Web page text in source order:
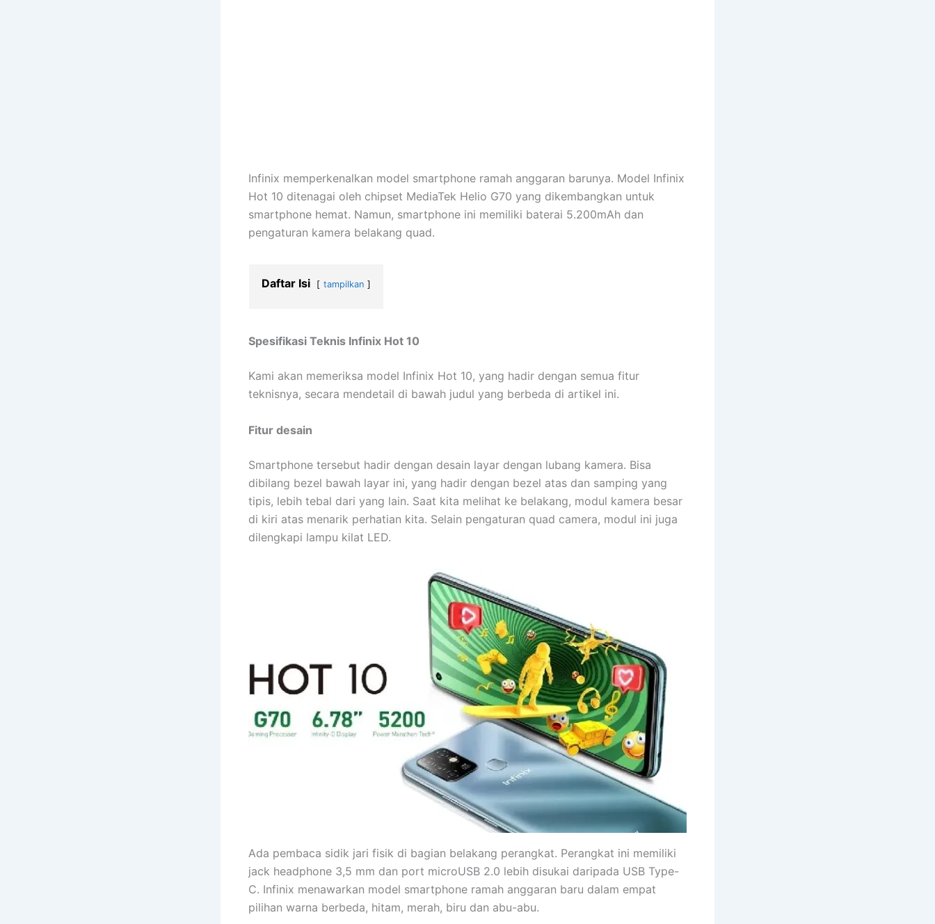
Infinix memperkenalkan model smartphone ramah anggaran barunya. Model Infinix
Hot 10 ditenagai oleh chipset MediaTek Helio G70 yang dikembangkan untuk
smartphone hemat. Namun, smartphone ini memiliki baterai 5.200mAh dan
pengaturan kamera belakang quad.
Daftar Isi tampilkan
Spesifikasi Teknis Infinix Hot 10
Kami akan memeriksa model Infinix Hot 10, yang hadir dengan semua fitur
teknisnya, secara mendetail di bawah judul yang berbeda di artikel ini.
Fitur desain
Smartphone tersebut hadir dengan desain layar dengan lubang kamera. Bisa
dibilang bezel bawah layar ini, yang hadir dengan bezel atas dan samping yang
tipis, lebih tebal dari yang lain. Saat kita melihat ke belakang, modul kamera besar
di kiri atas menarik perhatian kita. Selain pengaturan quad camera, modul ini juga
dilengkapi lampu kilat LED.
Ada pembaca sidik jari fisik di bagian belakang perangkat. Perangkat ini memiliki
jack headphone 3,5 mm dan port microUSB 2.0 lebih disukai daripada USB Type-
C. Infinix menawarkan model smartphone ramah anggaran baru dalam empat
pilihan warna berbeda, hitam, merah, biru dan abu-abu.